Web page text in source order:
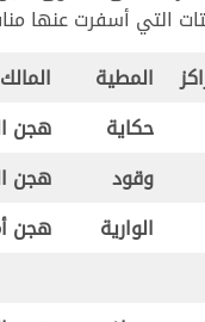
التي أسفرت عنها
المطية المالك
حكاية هجن
وقود هجن
الوارية هجن